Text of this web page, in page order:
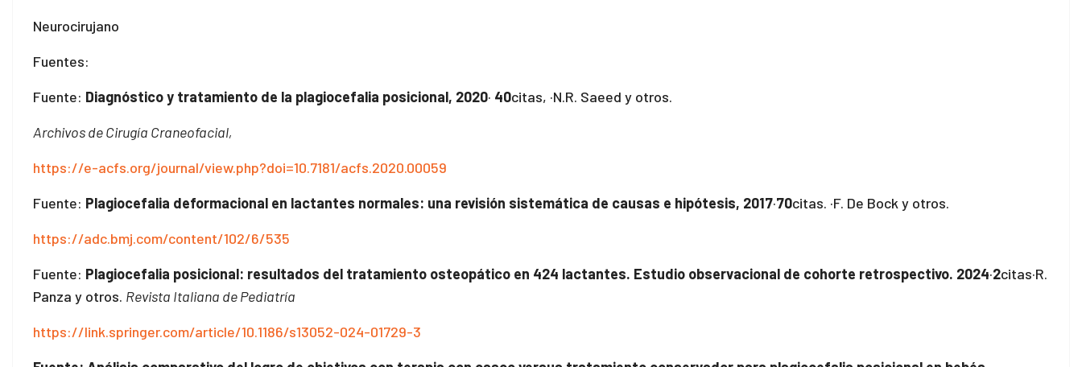
Neurocirujano
Fuentes:
Fuente: Diagnóstico y tratamiento de la plagiocefalia posicional, 2020· 40citas, ·N.R. Saeed y otros.
Archivos de Cirugía Craneofacial,
https://e-acfs.org/journal/view.php?doi=10.7181/acfs.2020.00059
Fuente: Plagiocefalia deformacional en lactantes normales: una revisión sistemática de causas e hipótesis, 2017·70citas. ·F. De Bock y otros.
https://adc.bmj.com/content/102/6/535
Fuente: Plagiocefalia posicional: resultados del tratamiento osteopático en 424 lactantes. Estudio observacional de cohorte retrospectivo. 2024·2citas·R.
Panza y otros. Revista Italiana de Pediatría
https://link.springer.com/article/10.1186/s13052-024-01729-3